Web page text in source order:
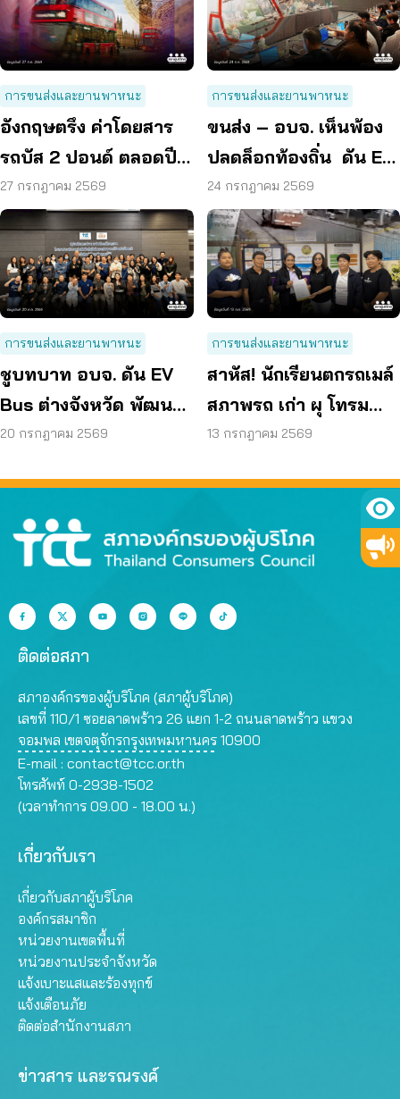
การขนส่งและยานพาหนะ
อังกฤษตรึง ค่าโดยสาร
รถบัส 2 ปอนด์ ตลอดปี
70 ลดค่าครองชีพ
27 กรกฎาคม 2569
การขนส่งและยานพาหนะ
ขนส่ง – อบจ. เห็นพ้อง
ปลดล็อกท้องถิ่น ดัน EV
Bus อยุธยา
24 กรกฎาคม 2569
การขนส่งและยานพาหนะ
ชูบทบาท อบจ. ดัน EV
Bus ต่างจังหวัด พัฒนา
ขนส่งสาธารณะไร้รอย
20 กรกฎาคม 2569
การขนส่งและยานพาหนะ
สาหัส! นักเรียนตกรถเมล์
สภาพรถ เก่า ผุ โทรม
ถามหามาตรฐานรถ
13 กรกฎาคม 2569
ติดต่อสภา
สภาองค์กรของผู้บริโภค (สภาผู้บริโภค)
เลขที่ 110/1 ซอยลาดพร้าว 26 แยก 1-2 ถนนลาดพร้าว แขวง
จอมพล เขตจตุจักรกรุงเทพมหานคร 10900
E-mail : contact@tcc.or.th
โทรศัพท์ 0-2938-1502
(เวลาทำการ 09.00 - 18.00 น.)
เกี่ยวกับเรา
เกี่ยวกับสภาผู้บริโภค
องค์กรสมาชิก
หน่วยงานเขตพื้นที่
หน่วยงานประจำจังหวัด
แจ้งเบาะแสและร้องทุกข์
แจ้งเตือนภัย
ติดต่อสำนักงานสภา
ข่าวสาร และรณรงค์